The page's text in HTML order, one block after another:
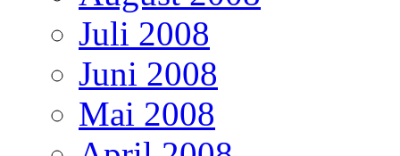
Juli 2008
Juni 2008
Mai 2008